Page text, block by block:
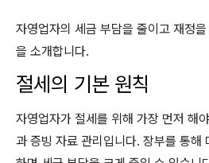
자영업자의 세금 부담을 줄이고 재정
을 소개합니다.
절세의 기본 원칙
자영업자가 절세를 위해 가장 먼저 해
과 증빙 자료 관리입니다. 장부를 통해